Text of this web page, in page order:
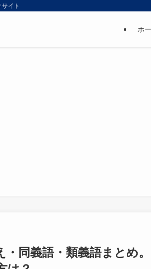
イト
ホ
・同義語・類義語まとめ